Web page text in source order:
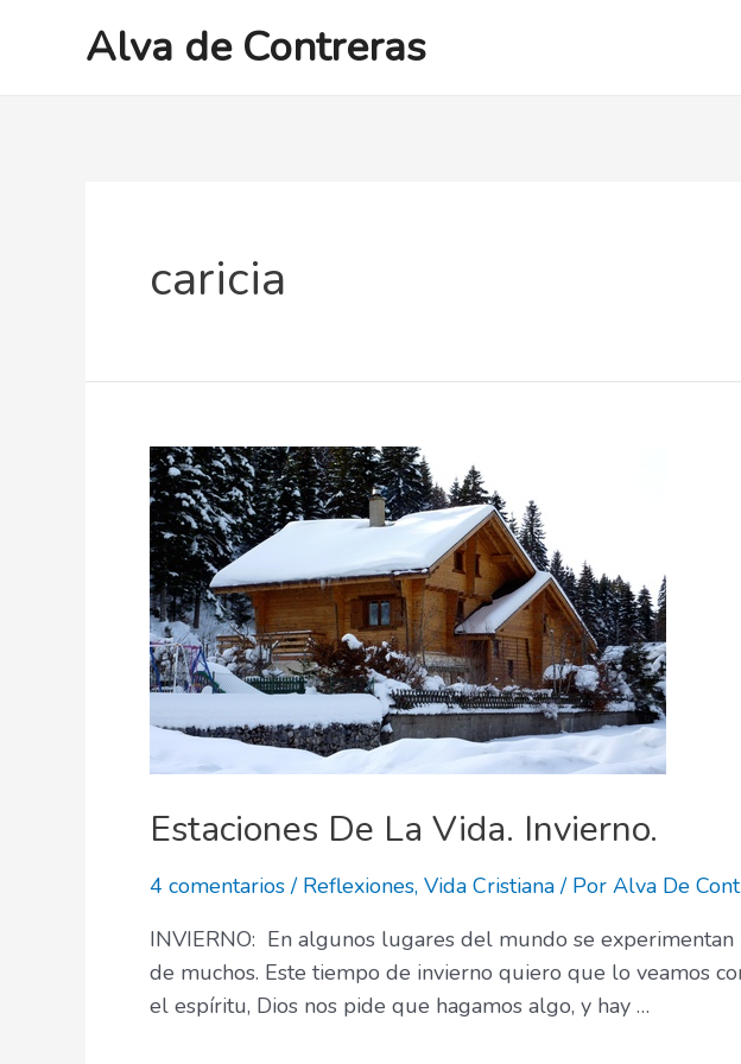
Alva de Contreras
caricia
Estaciones De La Vida. Invierno.
4 comentarios / Reflexiones, Vida Cristiana/ Por Alva De
INVIERNO: En algunos lugares del mundo se
de muchos. Este tiempo de invierno quiero que lo veamos
el espíritu, Dios nos pide que hagamos algo, y hay …